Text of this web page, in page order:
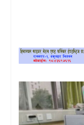
खेलकुद
प्रवास/
विश्व